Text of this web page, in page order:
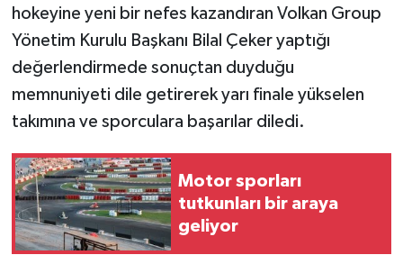
hokeyine yeni bir nefes kazandıran Volkan Group
Yönetim Kurulu Başkanı Bilal Çeker yaptığı
değerlendirmede sonuçtan duyduğu
memnuniyeti dile getirerek yarı finale yükselen
takımına ve sporculara başarılar diledi.
Motor sporları
tutkunları bir araya
geliyor